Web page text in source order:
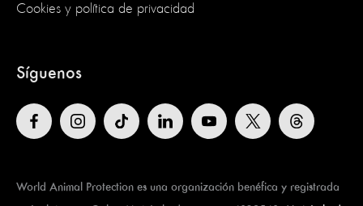
Cookies y política de privacidad
Síguenos
World Animal Protection es una organización benéfica y registrada